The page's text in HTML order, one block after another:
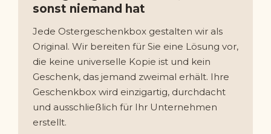
sonst niemand hat
Jede Ostergeschenkbox gestalten wir als
Original. Wir bereiten für Sie eine Lösung vor,
die keine universelle Kopie ist und kein
Geschenk, das jemand zweimal erhält. Ihre
Geschenkbox wird einzigartig, durchdacht
und ausschließlich für Ihr Unternehmen
erstellt.